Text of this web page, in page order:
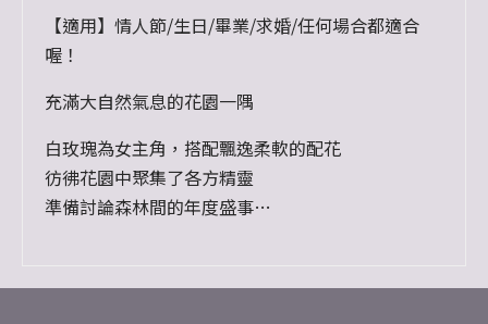
【適用】情人節/生日/畢業/求婚/任何場合都適合
喔！
充滿大自然氣息的花園一隅
白玫瑰為女主角，搭配飄逸柔軟的配花
彷彿花園中聚集了各方精靈
準備討論森林間的年度盛事
總高度約：42cm